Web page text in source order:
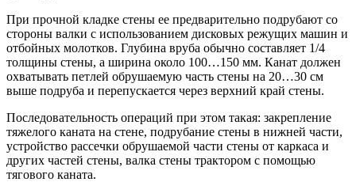
При прочной кладке стены ее предварительно подрубают со
стороны валки с использованием дисковых режущих машин и
отбойных молотков. Глубина вруба обычно составляет 1/4
толщины стены, а ширина около 100…150 мм. Канат должен
охватывать петлей обрушаемую часть стены на 20…30 см
выше подруба и перепускается через верхний край стены.
Последовательность операций при этом такая: закрепление
тяжелого каната на стене, подрубание стены в нижней части,
устройство рассечки обрушаемой части стены от каркаса и
других частей стены, валка стены трактором с помощью
тягового каната.